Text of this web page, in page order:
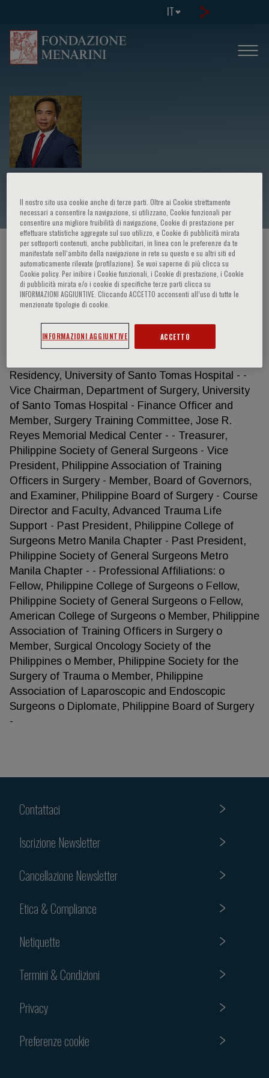
IT
HOME PAGE / CORSI ED EVENTI / RELATORE
Alfred Lasala
- Doctor of Medicine, University of Santo Tomas
Residency, University of Santo Tomas Hospital - -
Vice Chairman, Department of Surgery, University
of Santo Tomas Hospital - Finance Officer and
Member, Surgery Training Committee, Jose R.
Reyes Memorial Medical Center - - Treasurer,
Philippine Society of General Surgeons - Vice
President, Philippine Association of Training
Officers in Surgery - Member, Board of Governors,
and Examiner, Philippine Board of Surgery - Course
Director and Faculty, Advanced Trauma Life
Support - Past President, Philippine College of
Surgeons Metro Manila Chapter - Past President,
Philippine Society of General Surgeons Metro
Manila Chapter - - Professional Affiliations: o
Fellow, Philippine College of Surgeons o Fellow,
Philippine Society of General Surgeons o Fellow,
American College of Surgeons o Member, Philippine
Association of Training Officers in Surgery o
Member, Surgical Oncology Society of the
Philippines o Member, Philippine Society for the
Surgery of Trauma o Member, Philippine
Association of Laparoscopic and Endoscopic
Surgeons o Diplomate, Philippine Board of Surgery
-
Contattaci
Iscrizione Newsletter
Cancellazione Newsletter
Etica & Compliance
Netiquette
Termini & Condizioni
Privacy
Preferenze cookie
Il nostro sito usa cookie anche di terze parti. Oltre ai Cookie strettamente
necessari a consentire la navigazione, si utilizzano, Cookie funzionali per
consentire una migliore fruibilità di navigazione, Cookie di prestazione per
effettuare statistiche aggregate sul suo utilizzo, e Cookie di pubblicità mirata
per sottoporti contenuti, anche pubblicitari, in linea con le preferenze da te
manifestate nell‘ambito della navigazione in rete su questo e su altri siti ed
automaticamente rilevate (profilazione). Se vuoi saperne di più clicca su
Cookie policy. Per inibire i Cookie funzionali, i Cookie di prestazione, i Cookie
di pubblicità mirata e/o i cookie di specifiche terze parti clicca su
INFORMAZIONI AGGIUNTIVE. Cliccando ACCETTO acconsenti all’uso di tutte le
menzionate tipologie di cookie.
INFORMAZIONI AGGIUNTIVE ACCETTO